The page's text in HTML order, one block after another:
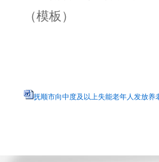
（模板）
抚顺市向中度及以上失能老年人发放养